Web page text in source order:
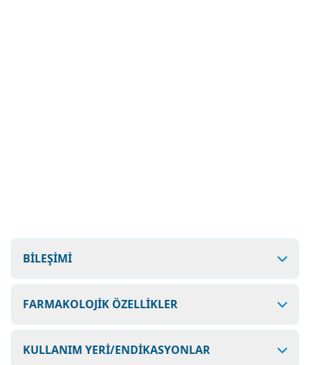
BİLEŞİMİ
FARMAKOLOJİK ÖZELLİKLER
KULLANIM YERİ/ENDİKASYONLAR